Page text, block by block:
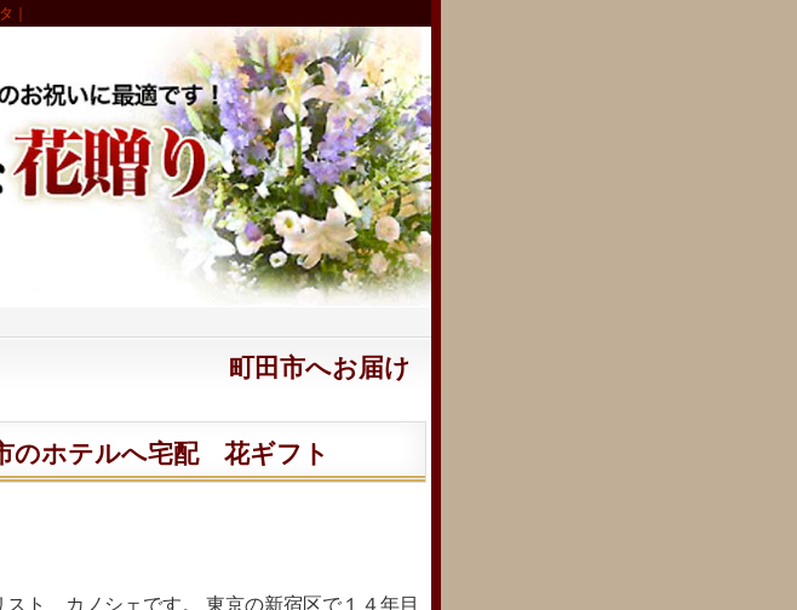
｜
町田市へお届け
のホテルへ宅配 花ギフト
ト カノシェです。 東京の新宿区で１４年目